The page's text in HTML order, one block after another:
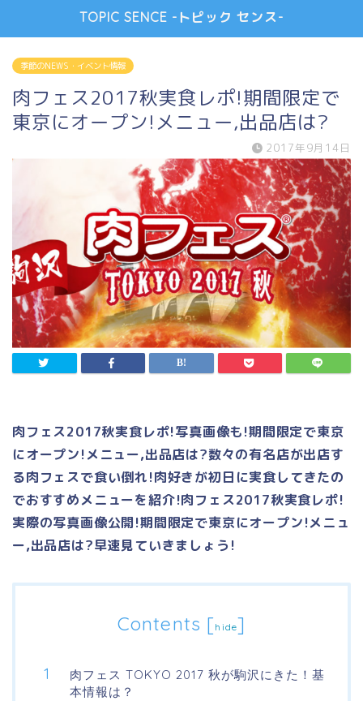
TOPIC SENCE -トピック センス-
季節のNEWS・イベント情報
肉フェス2017秋実食レポ!期間限定で
東京にオープン!メニュー,出品店は?
2017年9月14日
肉フェス2017秋実食レポ!写真画像も!期間限定で東京
にオープン!メニュー,出品店は?数々の有名店が出店す
る肉フェスで食い倒れ!肉好きが初日に実食してきたの
でおすすめメニューを紹介!肉フェス2017秋実食レポ!
実際の写真画像公開!期間限定で東京にオープン!メニュ
ー,出品店は?早速見ていきましょう!
Contents [hide]
肉フェス TOKYO 2017 秋が駒沢にきた！基
本情報は？